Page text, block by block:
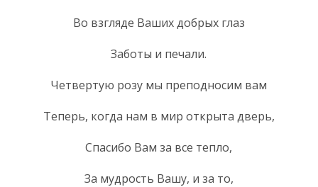
Во взгляде Ваших добрых глаз
Заботы и печали.
Четвертую розу мы преподносим вам
Теперь, когда нам в мир открыта дверь,
Спасибо Вам за все тепло,
За мудрость Вашу, и за то,